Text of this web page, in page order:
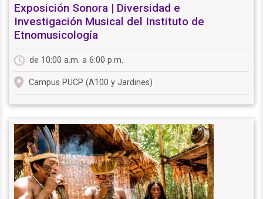
Exposición Sonora | Diversidad e
Investigación Musical del Instituto de
Etnomusicología
de 10:00 a.m. a 6:00 p.m.
Campus PUCP (A100 y Jardines)